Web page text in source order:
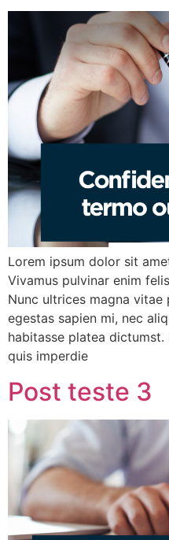
Lorem ipsum dolor sit
Vivamus pulvinar enim
Nunc ultrices magna
egestas sapien mi, nec
habitasse platea
quis imperdie
Post teste 3